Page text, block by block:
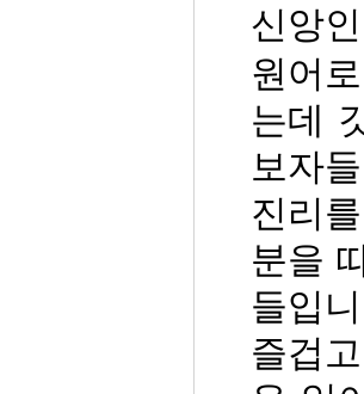
신앙
원어
는데
보자
진리
분을
들입
즐겁